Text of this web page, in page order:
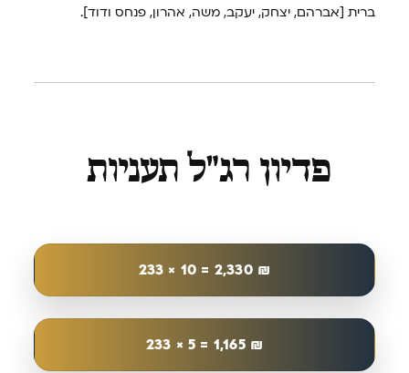
ברית [אברהם, יצחק, יעקב, משה, אהרון, פנחס ודוד].
פדיון רג"ל תעניות
₪ ⁦⁦233 × 10 = 2,330⁩
₪ ⁦233 × 5 = 1,165⁩